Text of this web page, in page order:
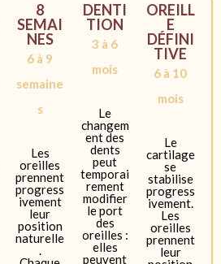
8
SEMAI
NES
6 à 9
semaine
s
Les
oreilles
prennent
progress
ivement
leur
position
naturelle
.
DENTI
TION
3 à 6
mois
Le
changem
ent des
dents
peut
temporai
rement
modifier
le port
des
oreilles :
elles
peuvent
OREILL
E
DÉFINI
TIVE
6 à 10
mois
Le
cartilage
se
stabilise
progress
ivement.
Les
oreilles
prennent
leur